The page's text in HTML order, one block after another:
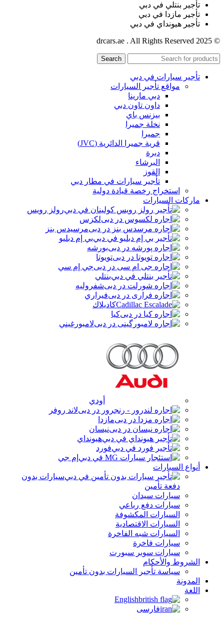
تأجير بنتلي في دبي
تأجير مازدا في دبي
تأجير هيونداي في دبي
© 2025 drcars.ae . All Rights Reserved
Search
تأجير سيارات في دبي
مواقع تأجير السيارات
دبي مارينا
داون تاون دبي
بيزنس باي
نخلة جميرا
جميرا
قرية جميرا الدائرية (JVC)
ديرة
البرشاء
القوز
تأجير سيارات في مطار دبي
استخراج رخصة قيادة دولية
ماركات السيارات
رولز رويس
لكزس
مرسيدس بنز
بي إم دبليو
بورشه
تويوتا
جي إم سي
بنتلي
شفروليه
فيراري
كاديلاك
کیا
لامبورغيني
أودي
لاند روفر
مازدا
نيسان
هيونداي
فورد
إم جي
أنواع السيارات
سيارات بدون
دفعة تأمين
سيارات سيدان
سيارات دفع رباعي
السيارات المكشوفة
السيارات الاقتصادية
السيارات شبه الفاخرة
سيارات فاخرة
سيارات سوبر سبورت
الشروط والأحكام
سياسة تأجير السيارات بدون تأمين
المدونة
اللغة
English
فارسی